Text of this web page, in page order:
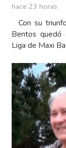
hace 23 horas
Con su
Bentos quedó
Liga de Maxi